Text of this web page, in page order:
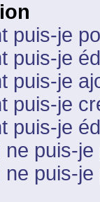
puis-je
puis-je
puis-je
puis-je
puis-je
ne puis-
ne puis-